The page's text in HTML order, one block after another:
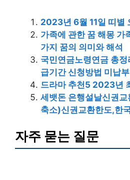
2023년 6월 11일 띠별
가족에 관한 꿈 해몽 가
가지 꿈의 의미와 해석
국민연금노령연금 총
급기간 신청방법 미납
드라마 추천5 2023년
세뱃돈 은행설날신권
축소)신권교환한도,한
자주 묻는 질문